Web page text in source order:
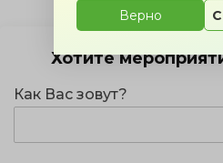
Верно
Хотите
Как Вас зовут?